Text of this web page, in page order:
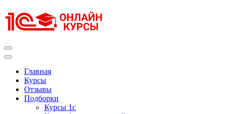
к
содержимому
Главная
Курсы
Отзывы
Подборки
Курсы 1с